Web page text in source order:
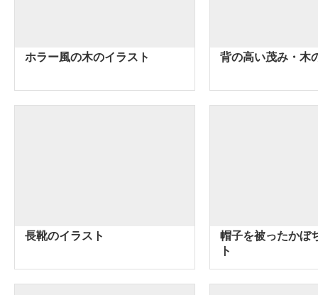
ホラー風の木のイラスト 背の高い茂み・木
長靴のイラスト
帽子を被ったかぼ
ト